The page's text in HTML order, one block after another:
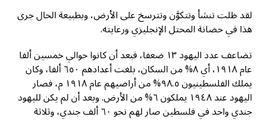
لقد ظلت تنشأ وتتكوَّن وتترسخ على الأرض، وبطبيعة الحال جرى
هذا في حضانة المحتل الإنجليزي ورعايته.
تضاعف عدد اليهود ١٣ ضعفا، فبعد أن كانوا حوالي خمسين ألفا
عام ١٩١٨، أي ٨% من السكان، بلغت أعدادهم ٦٥٠ ألفا، وكان
يملك الفلسطينيون ٩٨.٥% من أراضيهم عام ١٩١٨ م، فصار
اليهود عند ١٩٤٨ يملكون ٦% من الأرض. وبعد أن لم يكن لليهود
جندي واحد في فلسطين صار لهم نحو ٦٠ ألف جندي، وثلاثة